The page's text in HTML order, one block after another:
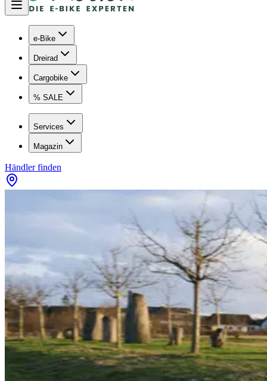
e-Bike
Dreirad
Cargobike
% SALE
Services
Magazin
Händler finden